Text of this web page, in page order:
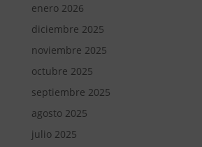
enero 2026
diciembre 2025
noviembre 2025
octubre 2025
septiembre 2025
agosto 2025
julio 2025